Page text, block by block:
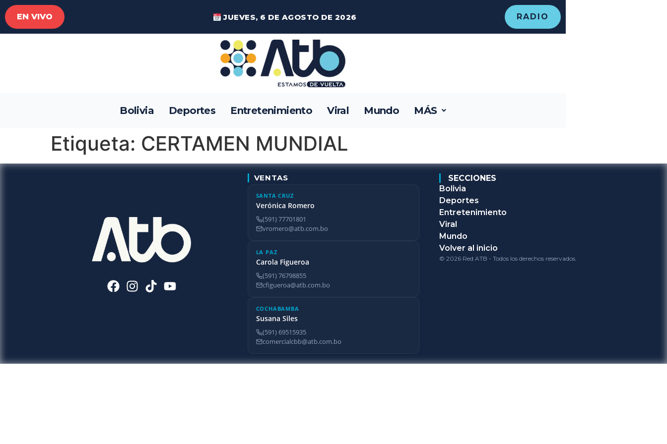
EN VIVO JUEVES, 6 DE AGOSTO DE 2026 RADIO
Bolivia Deportes Entretenimiento Viral Mundo MÁS
Etiqueta: CERTAMEN MUNDIAL
VENTAS
SANTA CRUZ
Verónica Romero
(591) 77701801
vromero@atb.com.bo
LA PAZ
Carola Figueroa
(591) 76798855
cfigueroa@atb.com.bo
COCHABAMBA
Susana Siles
(591) 69515935
comercialcbb@atb.com.bo
SECCIONES
Bolivia
Deportes
Entretenimiento
Viral
Mundo
Volver al inicio
© 2026 Red ATB - Todos los derechos reservados.